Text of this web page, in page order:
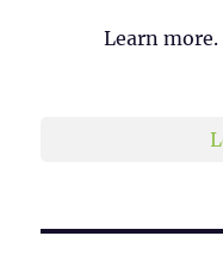
Learn more.